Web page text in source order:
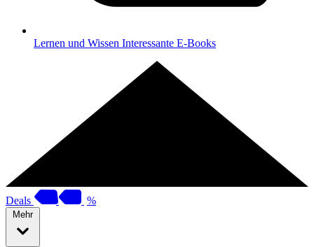
Lernen und Wissen Interessante E-Books
Deals %
Mehr